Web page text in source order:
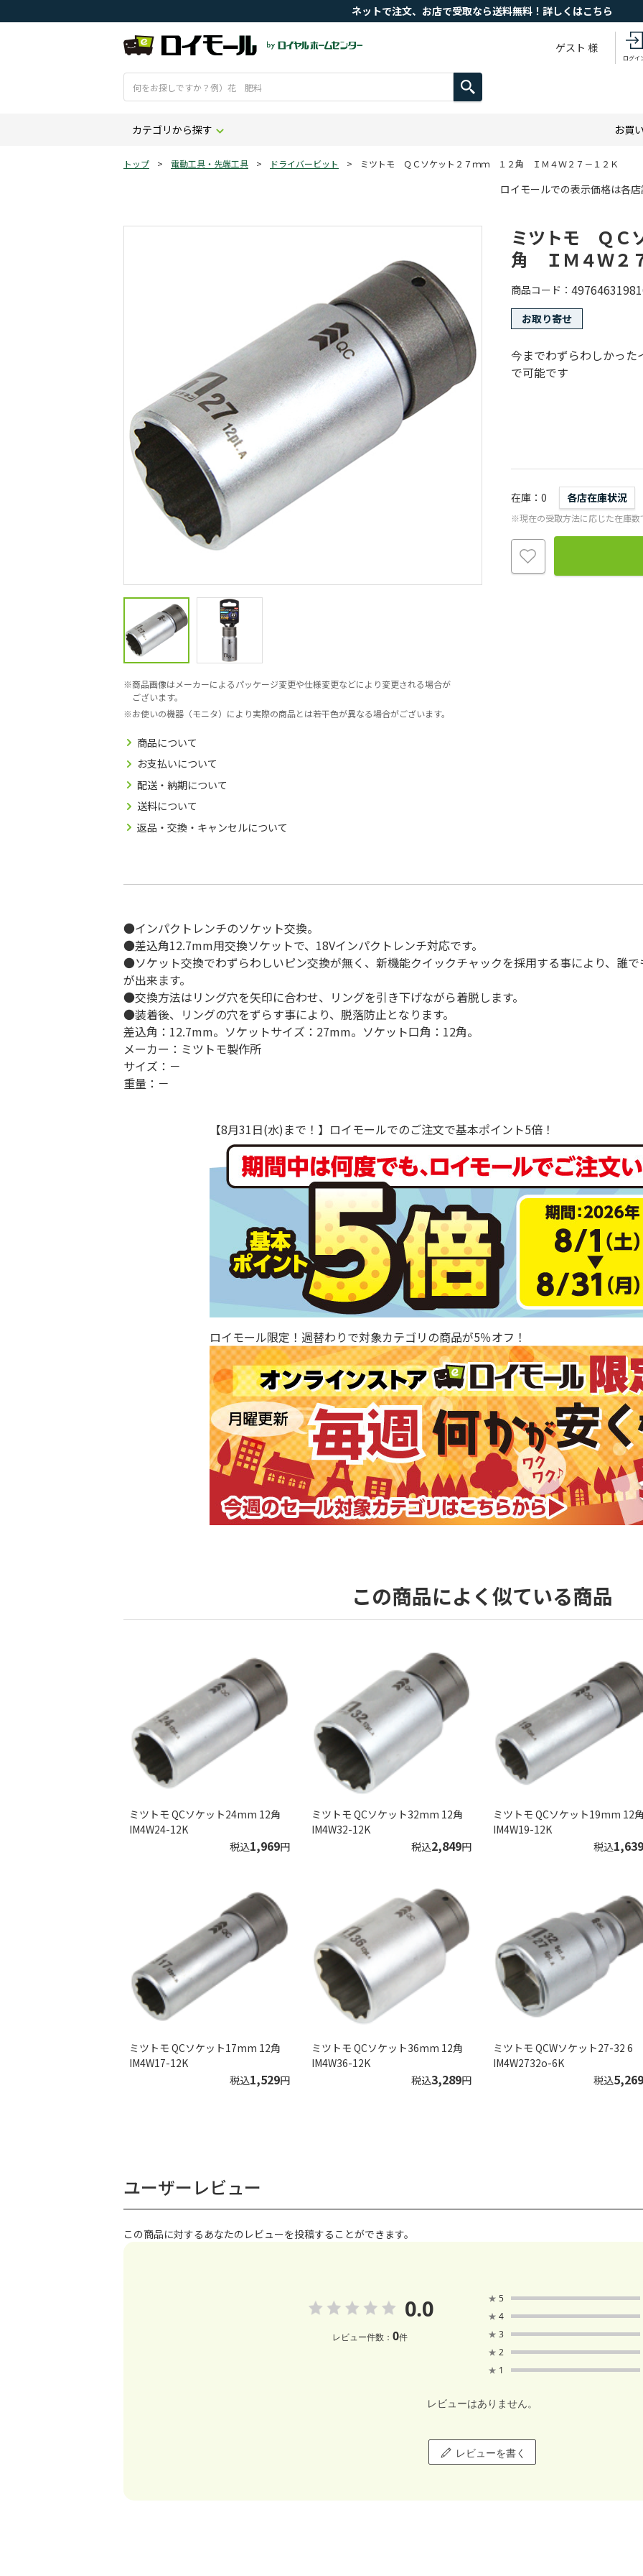
ネットで注文、お店で受取なら送料無料！詳しくはこちら
ゲスト 様
ログイ
カテゴリから探す お買
トップ > 電動工具・先端工具 > ドライバービット > ミツトモ ＱＣソケット２７ｍｍ １２角 ＩＭ４Ｗ２７－１２Ｋ
ロイモールでの表示価格は各
商品画像はメーカーによるパッケージ変更や仕様変更などにより変更される場合が
ございます。
お使いの機器（モニタ）により実際の商品とは若干色が異なる場合がございます。
商品について
お支払いについて
配送・納期について
送料について
返品・交換・キャンセルについて
ミツトモ ＱＣ
角 ＩＭ４Ｗ２
商品コード
お取り寄せ
今までわずらわしかった
で可能です
在庫 0 各店在庫状況
※現在の受取方法に応じた在庫数
●インパクトレンチのソケット交換。
●差込角12.7mm用交換ソケットで、18Vインパクトレンチ対応です。
●ソケット交換でわずらわしいピン交換が無く、新機能クイックチャックを採用する事により、誰
が出来ます。
●交換方法はリング穴を矢印に合わせ、リングを引き下げながら着脱します。
●装着後、リングの穴をずらす事により、脱落防止となります。
差込角：12.7mm。ソケットサイズ：27mm。ソケット口角：12角。
メーカー：ミツトモ製作所
サイズ：－
重量：－
【8月31日(水)まで！】ロイモールでのご注文で基本ポイント5倍！
ロイモール限定！週替わりで対象カテゴリの商品が5％オフ！
この商品によく似ている商品
ミツトモ QCソケット24mm 12角
IM4W24-12K
税込1,969円
ミツトモ QCソケット32mm 12角
IM4W32-12K
税込2,849円
ミツトモ QCソケット19mm 12角
IM4W19-12K
税込1,639
ミツトモ QCソケット17mm 12角
IM4W17-12K
税込1,529円
ミツトモ QCソケット36mm 12角
IM4W36-12K
税込3,289円
ミツトモ QCWソケット27-32 6
IM4W2732o-6K
税込5,269
ユーザーレビュー
この商品に対するあなたのレビューを投稿することができます。
0.0
レビュー件数： 0件
★ 5
★ 4
★ 3
★ 2
★ 1
レビューはありません。
レビューを書く